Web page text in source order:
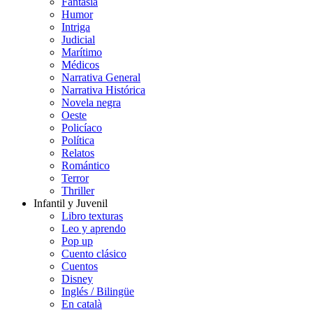
Humor
Intriga
Judicial
Marítimo
Médicos
Narrativa General
Narrativa Histórica
Novela negra
Oeste
Policíaco
Política
Relatos
Romántico
Terror
Thriller
Infantil y Juvenil
Libro texturas
Leo y aprendo
Pop up
Cuento clásico
Cuentos
Disney
Inglés / Bilingüe
En català